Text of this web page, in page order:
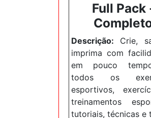
Full Pack
Descrição: Crie,
imprima com
em pouco
todos os
esportivos,
treinamentos
tutoriais, técnicas e